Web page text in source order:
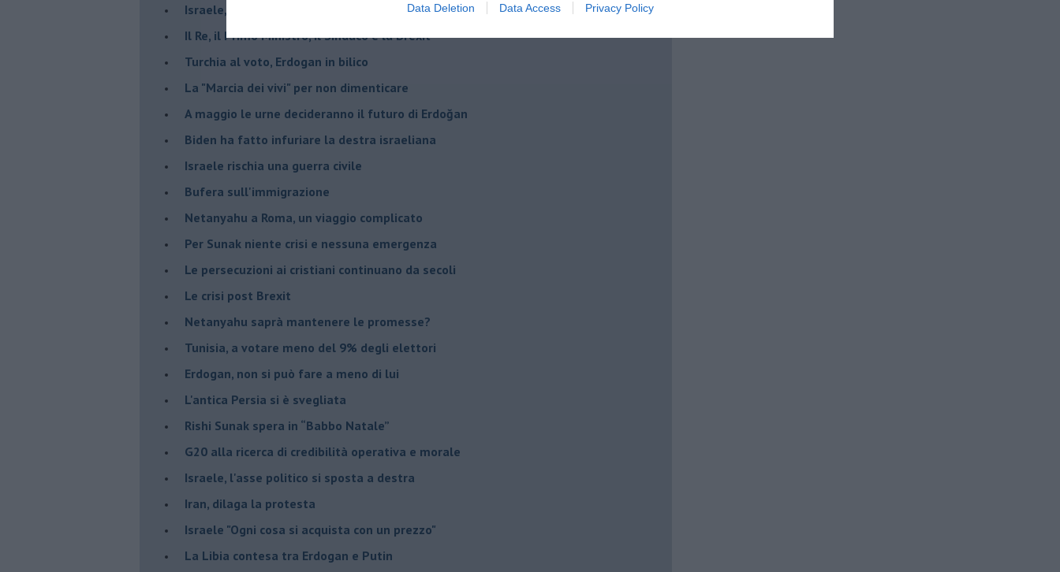
Data Deletion Data Access Privacy Policy
Israele, deciderà il borsone della spesa
Il Re, il Primo Ministro, il Sindaco e la Brexit
Turchia al voto, Erdogan in bilico
La "Marcia dei vivi" per non dimenticare
A maggio le urne decideranno il futuro di Erdoğan
Biden ha fatto infuriare la destra israeliana
Israele rischia una guerra civile
Bufera sull'immigrazione
Netanyahu a Roma, un viaggio complicato
Per Sunak niente crisi e nessuna emergenza
Le persecuzioni ai cristiani continuano da secoli
Le crisi post Brexit
Netanyahu saprà mantenere le promesse?
Tunisia, a votare meno del 9% degli elettori
Erdogan, non si può fare a meno di lui
L'antica Persia si è svegliata
Rishi Sunak spera in “Babbo Natale”
G20 alla ricerca di credibilità operativa e morale
Israele, l'asse politico si sposta a destra
Iran, dilaga la protesta
Israele "Ogni cosa si acquista con un prezzo"
La Libia contesa tra Erdogan e Putin